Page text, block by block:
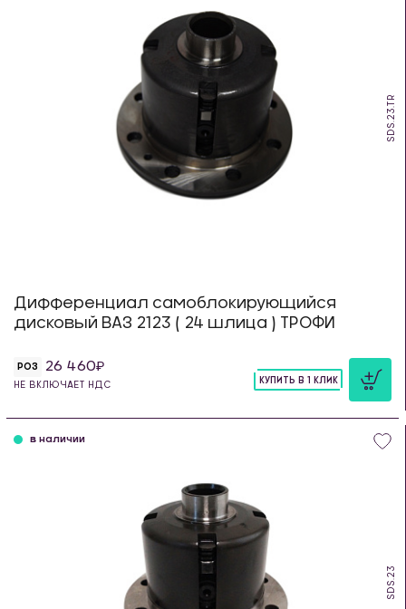
SDS.23.TR
Дифференциал самоблокирующийся
дисковый ВАЗ 2123 ( 24 шлица ) ТРОФИ
РОЗ 26 460
НЕ ВКЛЮЧАЕТ НДС
КУПИТЬ В 1 КЛИК
SDS.23
в наличии